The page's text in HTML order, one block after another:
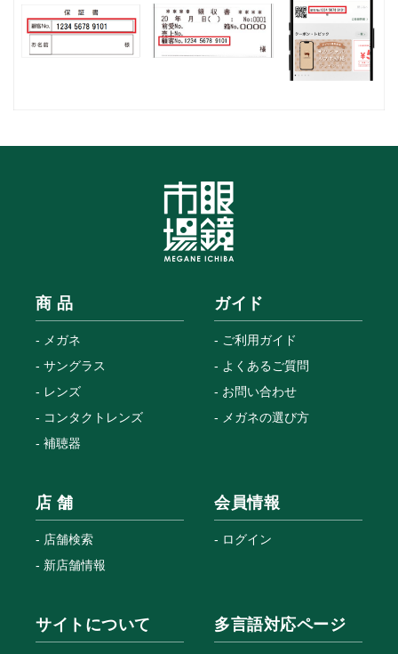
商 品
メガネ
サングラス
レンズ
コンタクトレンズ
補聴器
ガイド
ご利用ガイド
よくあるご質問
お問い合わせ
メガネの選び方
店 舗
店舗検索
新店舗情報
会員情報
ログイン
サイトについて 多言語対応ページ